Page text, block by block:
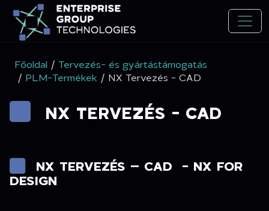
Főoldal / Tervezés- és gyártástámogatás
/ PLM-Termékek / NX Tervezés - CAD
NX TERVEZÉS - CAD
NX TERVEZÉS – CAD - NX FOR
DESIGN